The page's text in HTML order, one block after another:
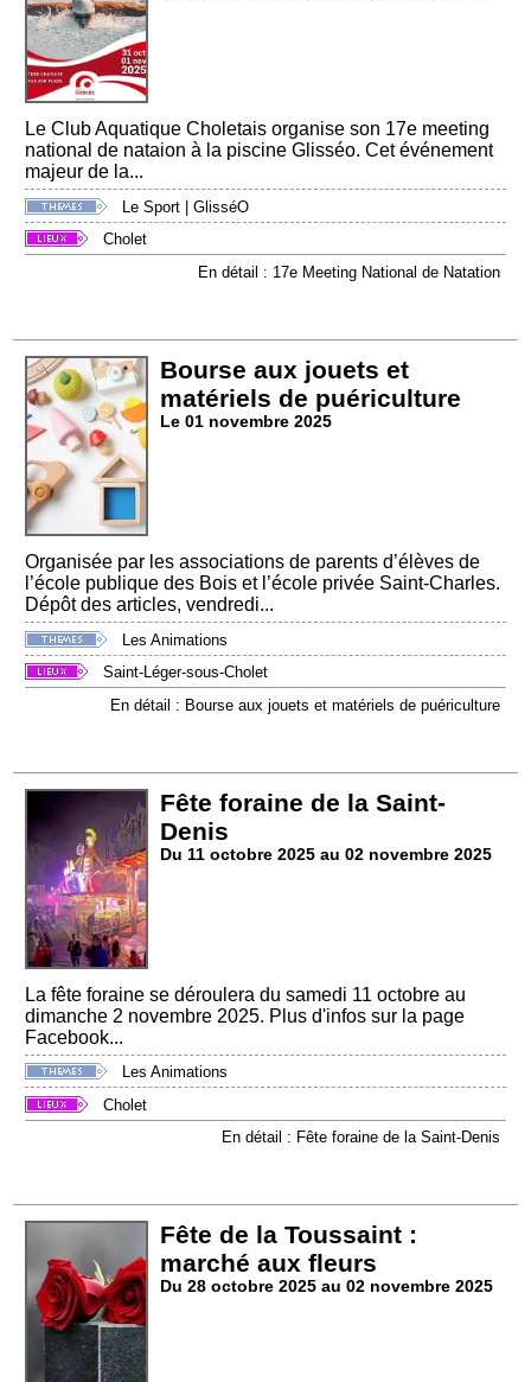
Le Club Aquatique Choletais organise son 17e meeting
national de nataion à la piscine Glisséo. Cet événement
majeur de la...
Le Sport |GlisséO
Cholet
En détail : 17e Meeting National de Natation
Bourse aux jouets et
matériels de puériculture
Le 01 novembre 2025
Organisée par les associations de parents d’élèves de
l’école publique des Bois et l’école privée Saint-Charles.
Dépôt des articles, vendredi...
Les Animations
Saint-Léger-sous-Cholet
En détail : Bourse aux jouets et matériels de puériculture
Fête foraine de la Saint-
Denis
Du 11 octobre 2025 au 02 novembre 2025
La fête foraine se déroulera du samedi 11 octobre au
dimanche 2 novembre 2025. Plus d'infos sur la page
Facebook...
Les Animations
Cholet
En détail : Fête foraine de la Saint-Denis
Fête de la Toussaint :
marché aux fleurs
Du 28 octobre 2025 au 02 novembre 2025